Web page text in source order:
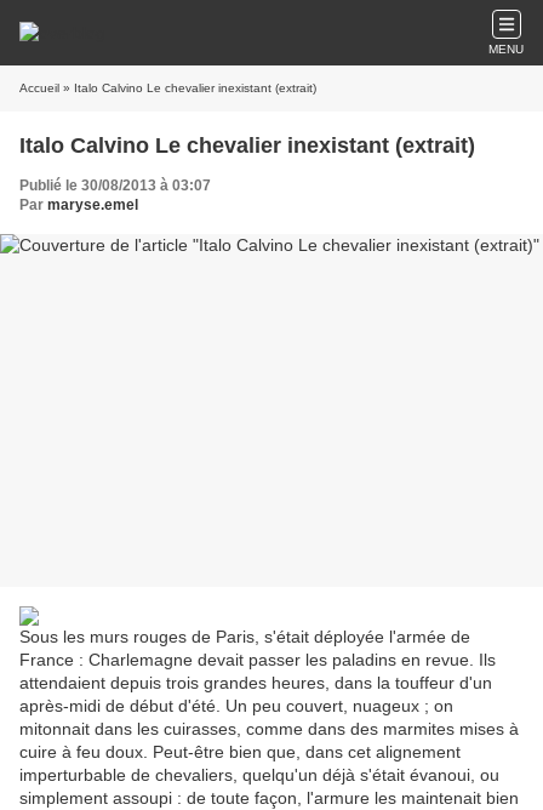
MENU
Accueil » Italo Calvino Le chevalier inexistant (extrait)
Italo Calvino Le chevalier inexistant (extrait)
Publié le 30/08/2013 à 03:07
Par maryse.emel
Sous les murs rouges de Paris, s'était déployée l'armée de
France : Charlemagne devait passer les paladins en revue. Ils
attendaient depuis trois grandes heures, dans la touffeur d'un
après-midi de début d'été. Un peu couvert, nuageux ; on
mitonnait dans les cuirasses, comme dans des marmites mises à
cuire à feu doux. Peut-être bien que, dans cet alignement
imperturbable de chevaliers, quelqu'un déjà s'était évanoui, ou
simplement assoupi : de toute façon, l'armure les maintenait bien